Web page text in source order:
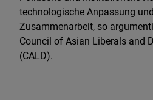
technologische Anpassung
Zusammenarbeit, so
Council of Asian Liberals and
(CALD).